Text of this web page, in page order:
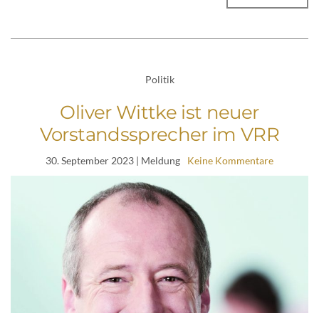
Politik
Oliver Wittke ist neuer
Vorstandssprecher im VRR
30. September 2023 | Meldung Keine Kommentare